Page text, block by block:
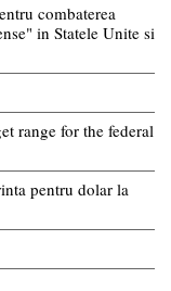
combaterea
in Statele Unite si
range for the federal
pentru dolar la